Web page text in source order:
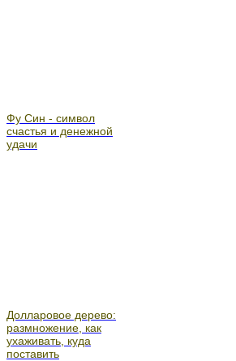
Фу Син - символ
счастья и денежной
удачи
Долларовое дерево:
размножение, как
ухаживать, куда
поставить